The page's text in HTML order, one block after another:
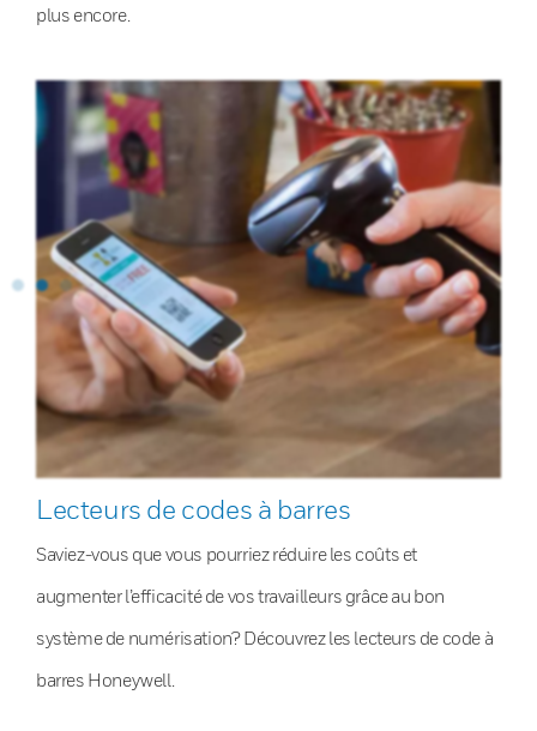
plus encore.
Lecteurs de codes à barres
Saviez-vous que vous pourriez réduire les coûts et
augmenter l’efficacité de vos travailleurs grâce au bon
système de numérisation? Découvrez les lecteurs de code à
barres Honeywell.